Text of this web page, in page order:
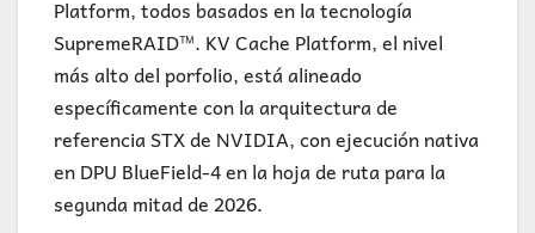
Platform, todos basados en la tecnología
SupremeRAID™. KV Cache Platform, el nivel
más alto del porfolio, está alineado
específicamente con la arquitectura de
referencia STX de NVIDIA, con ejecución nativa
en DPU BlueField-4 en la hoja de ruta para la
segunda mitad de 2026.